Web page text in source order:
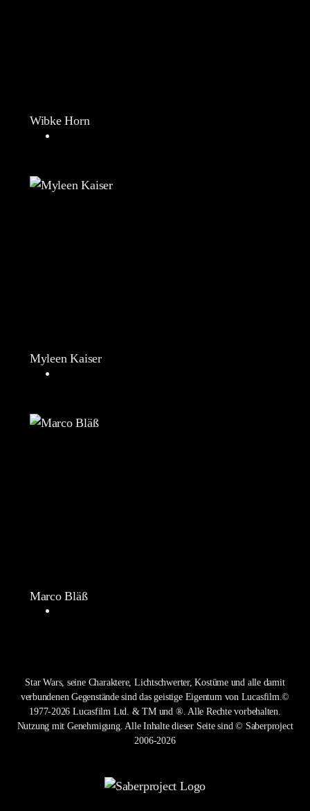
Wibke Horn
Myleen Kaiser
Marco Bläß
Star Wars, seine Charaktere, Lichtschwerter, Kostüme und alle damit
verbundenen Gegenstände sind das geistige Eigentum von Lucasfilm.©
1977-2026 Lucasfilm Ltd. & TM und ®. Alle Rechte vorbehalten.
Nutzung mit Genehmigung. Alle Inhalte dieser Seite sind © Saberproject
2006-2026